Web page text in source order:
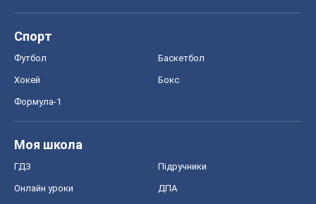
Спорт
Футбол Баскетбол
Хокей Бокс
Формула-1
Моя школа
ГДЗ Підручники
Онлайн уроки ДПА